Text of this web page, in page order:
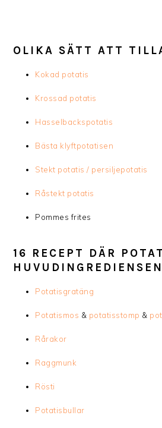
OLIKA SÄTT ATT
Kokad potatis
Krossad potatis
Hasselbackspotatis
Bästa klyftpotatisen
Stekt potatis / persiljepotatis
Råstekt potatis
Pommes frites
16 RECEPT DÄR
Potatisgratäng
Potatismos & potatisstomp &
Rårakor
Raggmunk
Rösti
Potatisbullar